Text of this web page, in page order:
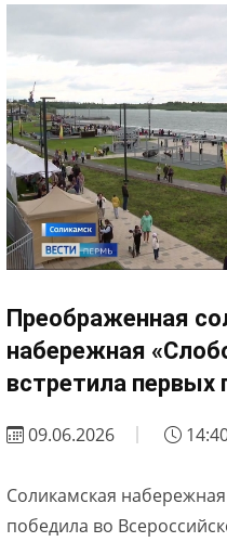
Преображенная
набережная
встретила первых
09.06.2026
Соликамская
победила во